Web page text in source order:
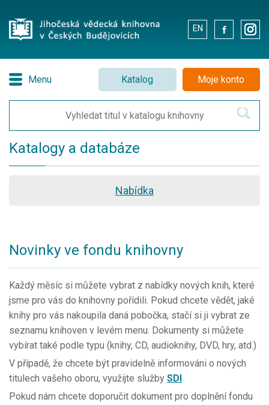
EN . .
Menu Katalog Moje konto
Katalogy a databáze
Nabídka
Novinky ve fondu knihovny
Každý měsíc si můžete vybrat z nabídky nových knih, které
jsme pro vás do knihovny pořídili. Pokud chcete vědět, jaké
knihy pro vás nakoupila daná pobočka, stačí si ji vybrat ze
seznamu knihoven v levém menu. Dokumenty si můžete
vybírat také podle typu (knihy, CD, audioknihy, DVD, hry, atd.)
V případě, že chcete být pravidelně informováni o nových
titulech vašeho oboru, využijte služby SDI
Pokud nám chcete doporučit dokument pro doplnění fondu